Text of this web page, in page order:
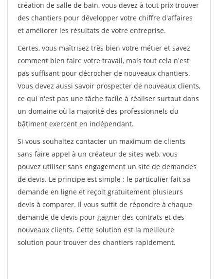
création de salle de bain, vous devez à tout prix trouver
des chantiers pour développer votre chiffre d'affaires
et améliorer les résultats de votre entreprise.
Certes, vous maîtrisez très bien votre métier et savez
comment bien faire votre travail, mais tout cela n'est
pas suffisant pour décrocher de nouveaux chantiers.
Vous devez aussi savoir prospecter de nouveaux clients,
ce qui n'est pas une tâche facile à réaliser surtout dans
un domaine où la majorité des professionnels du
bâtiment exercent en indépendant.
Si vous souhaitez contacter un maximum de clients
sans faire appel à un créateur de sites web, vous
pouvez utiliser sans engagement un site de demandes
de devis. Le principe est simple : le particulier fait sa
demande en ligne et reçoit gratuitement plusieurs
devis à comparer. Il vous suffit de répondre à chaque
demande de devis pour gagner des contrats et des
nouveaux clients. Cette solution est la meilleure
solution pour trouver des chantiers rapidement.